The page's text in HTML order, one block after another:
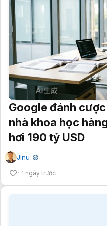
Google đánh
nhà khoa học
hơi 190 tỷ USD
Jinu ✔
1 ngày trước